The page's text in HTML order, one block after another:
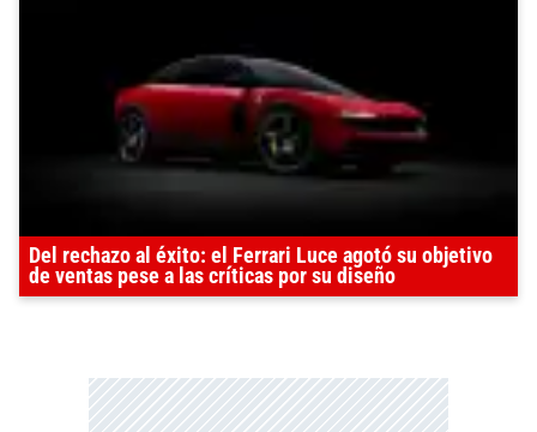
Del rechazo al éxito: el Ferrari Luce agotó su objetivo
de ventas pese a las críticas por su diseño